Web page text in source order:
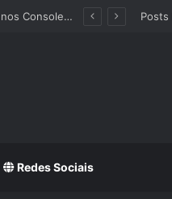
Posts
Redes Sociais